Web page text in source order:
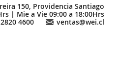
150, Providencia Santiago
| Mie a Vie 09:00 a 18:00Hrs
4600
ventas@wei.cl